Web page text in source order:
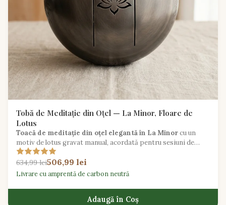
Tobă de Meditație din Oțel — La Minor, Floare de
Lotus
Toacă de meditație din oțel elegantă în La Minorcu un
motiv de lotus gravat manual, acordată pentru sesiuni de
sunet calmante și restorative.
634,99 lei506,99 lei
Livrare cu amprentă de carbon neutră
Adaugă în Coș